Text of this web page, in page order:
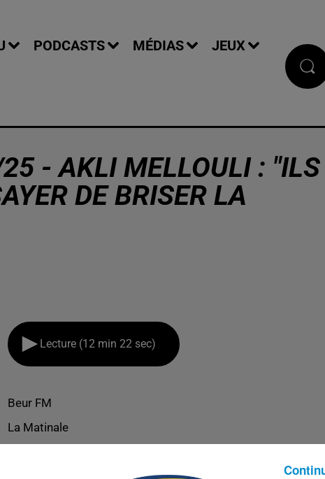
PODCASTS MÉDIAS JEUX
- AKLI MELLOULI : "ILS
DE BRISER LA
Lecture (12 min 22 sec)
Beur FM
La Matinale